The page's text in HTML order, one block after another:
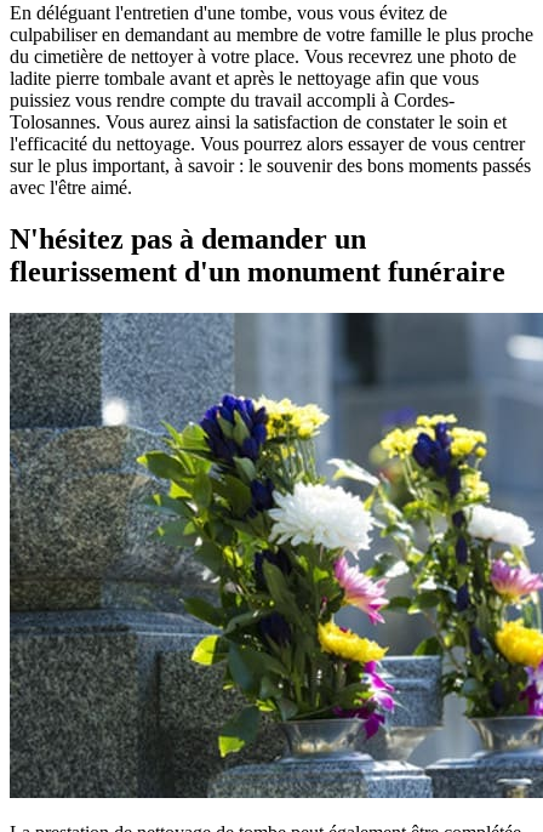
En déléguant l'entretien d'une tombe, vous vous évitez de
culpabiliser en demandant au membre de votre famille le plus proche
du cimetière de nettoyer à votre place. Vous recevrez une photo de
ladite pierre tombale avant et après le nettoyage afin que vous
puissiez vous rendre compte du travail accompli à Cordes-
Tolosannes. Vous aurez ainsi la satisfaction de constater le soin et
l'efficacité du nettoyage. Vous pourrez alors essayer de vous centrer
sur le plus important, à savoir : le souvenir des bons moments passés
avec l'être aimé.
N'hésitez pas à demander un
fleurissement d'un monument funéraire